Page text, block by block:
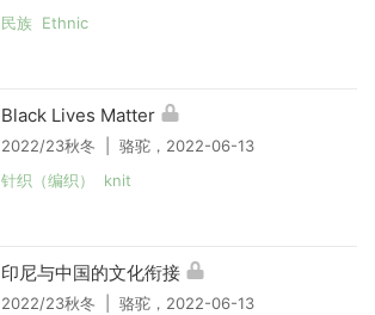
民族 Ethnic
Black Lives Matter
2022/23秋冬 | 骆驼，2022-06-13
针织（编织） knit
印尼与中国的文化衔接
2022/23秋冬 | 骆驼，2022-06-13